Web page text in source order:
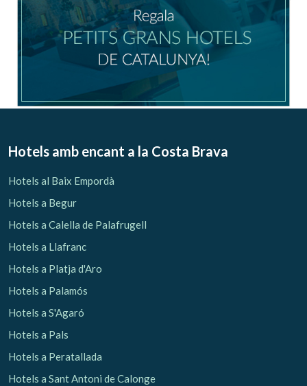
Gestionar la meva reserva
Verificar localitzador
Hotels amb encant a la Costa Brava
Hotels al Baix Empordà
Hotels a Begur
Hotels a Calella de Palafrugell
Hotels a Llafranc
Hotels a Platja d'Aro
Hotels a Palamós
Hotels a S'Agaró
Hotels a Pals
Hotels a Peratallada
Hotels a Sant Antoni de Calonge